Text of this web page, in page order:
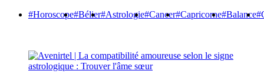
#Horoscope#Bélier#Astrologie#Cancer#Capricorne#Balance